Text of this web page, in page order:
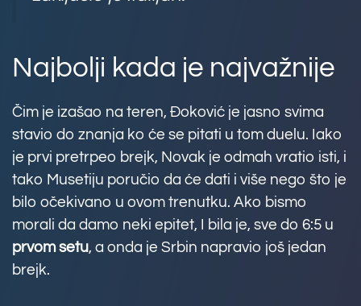
Najbolji kada je najvažnije
Čim je izašao na teren, Đoković je jasno svima
stavio do znanja ko će se pitati u tom duelu. Iako
je prvi pretrpeo brejk, Novak je odmah vratio isti, i
tako Musetiju poručio da će dati i više nego što je
bilo očekivano u ovom trenutku. Ako bismo
morali da damo neki epitet, I bila je, sve do 6:5 u
prvom setu, a onda je Srbin napravio još jedan
brejk.